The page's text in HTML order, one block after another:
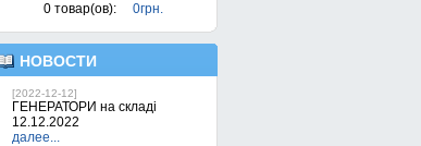
0 товар(ов): 0грн.
НОВОСТИ
[2022-12-12]
ГЕНЕРАТОРИ на складі
12.12.2022
далее...